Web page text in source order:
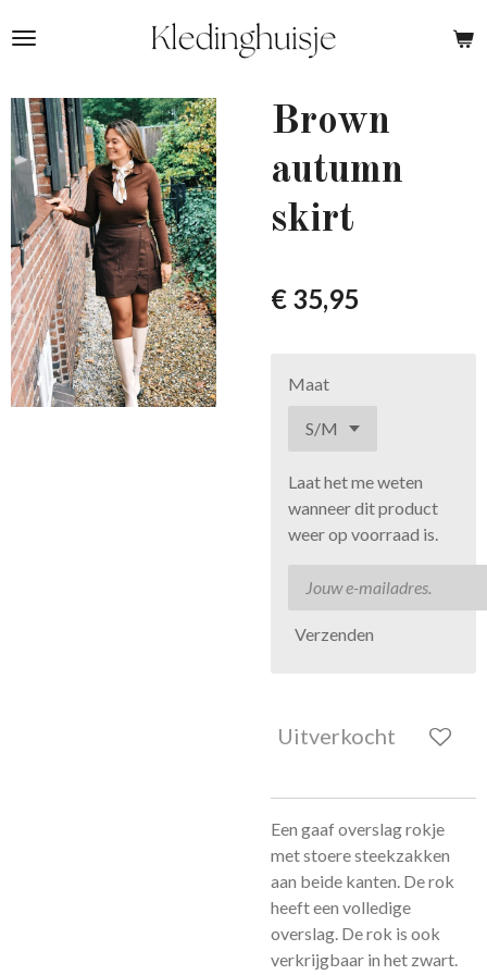
direct
de
hoofdinhoud
Brown
autumn
skirt
€ 35,95
Maat
Laat het me weten
wanneer dit product
weer op voorraad is.
Verzenden
Uitverkocht
Een gaaf overslag rokje
met stoere steekzakken
aan beide kanten. De rok
heeft een volledige
overslag. De rok is ook
verkrijgbaar in het zwart.